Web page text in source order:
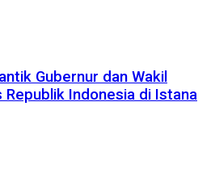
Gubernur dan Wakil
Republik Indonesia di Istana